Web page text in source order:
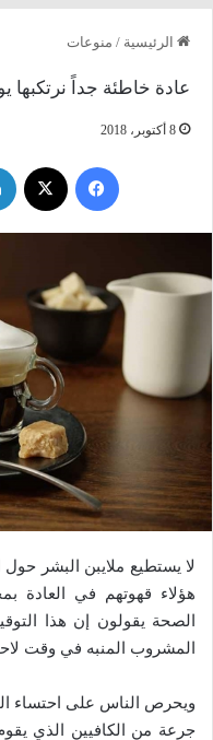
الرئيسية / منوعات
عادة خاطئة جداً نرتكبها
8 أكتوبر، 2018
فيسبوك
لا يستطيع ملايبن البشر
هؤلاء قهوتهم في العادة
الصحة يقولون إن هذا
المشروب المنبه في وقت
ويحرص الناس على احتساء
جرعة من الكافيين الذي